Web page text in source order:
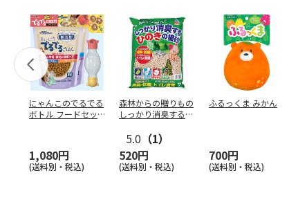
にゃんこのでるでる
ボトル フードセッ
1,080円
(送料別・税込)
森林からの贈りもの
しっかり消臭するひ
5.0 （1）
520円
(送料別・税込)
ふるっくま みかん
700円
(送料別・税込)